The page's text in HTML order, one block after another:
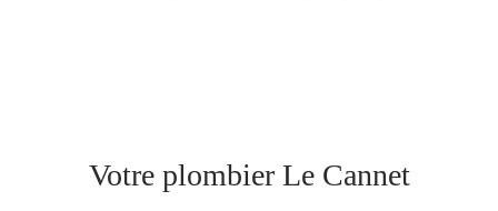
Votre plombier Le Cannet